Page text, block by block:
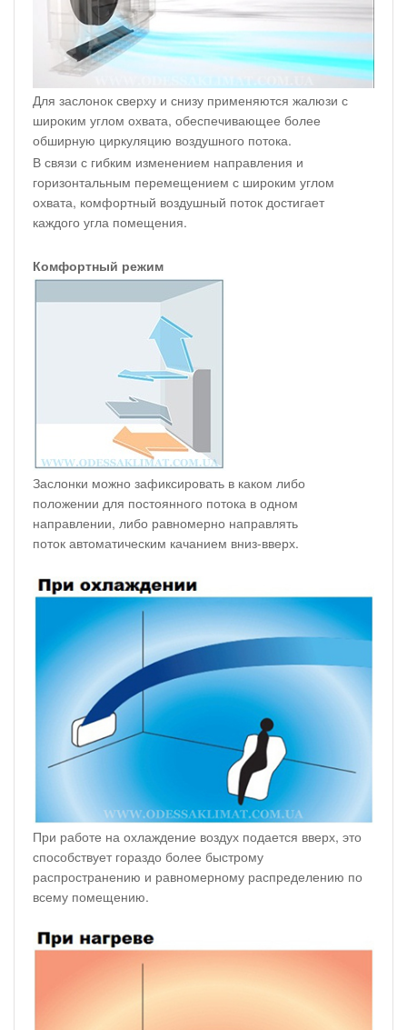
Для заслонок сверху и снизу применяются жалюзи с
широким углом охвата, обеспечивающее более
обширную циркуляцию воздушного потока.
В связи с гибким изменением направления и
горизонтальным перемещением с широким углом
охвата, комфортный воздушный поток достигает
каждого угла помещения.
Комфортный режим
Заслонки можно зафиксировать в каком либо
положении для постоянного потока в одном
направлении, либо равномерно направлять
поток автоматическим качанием вниз-вверх.
При работе на охлаждение воздух подается вверх, это
способствует гораздо более быстрому
распространению и равномерному распределению по
всему помещению.